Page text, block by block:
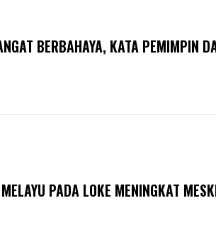
BERBAHAYA, KATA PEMIMPIN
PADA LOKE MENINGKAT